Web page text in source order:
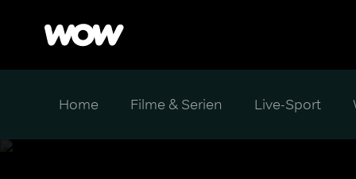
Home Filme & Serien Live-Sport